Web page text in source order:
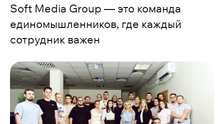
Soft Media Group — это команда
единомышленников, где каждый
сотрудник важен